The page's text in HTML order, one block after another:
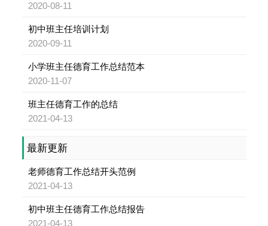
2020-08-11
初中班主任培训计划
2020-09-11
小学班主任德育工作总结范本
2020-11-07
班主任德育工作的总结
2021-04-13
最新更新
老师德育工作总结开头范例
2021-04-13
初中班主任德育工作总结报告
2021-04-13